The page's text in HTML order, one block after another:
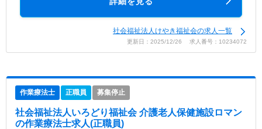
社会福祉法人けやき福祉会の求人一覧
更新日：2025/12/26 求人番号：10234072
作業療法士 正職員 募集停止
社会福祉法人いろどり福祉会 介護老人保健施設ロマン
の作業療法士求人(正職員)